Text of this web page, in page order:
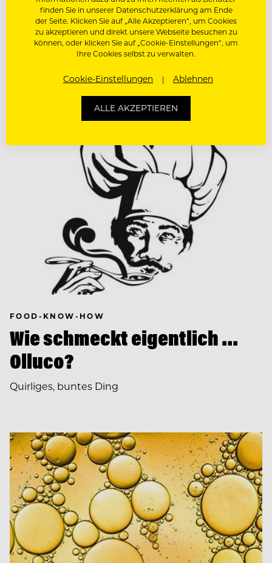
Der Insider: Ick bin auch ein
Berliner
Berlin zu tun hat? Robert Kropf verrät es euch!
FOOD-KNOW-HOW
Wie schmeckt eigentlich …
Olluco?
Quirliges, buntes Ding
finden Sie in unserer Datenschutzerklärung am Ende
der Seite. Klicken Sie auf „Alle Akzeptieren“, um Cookies
zu akzeptieren und direkt unsere Webseite besuchen zu
können, oder klicken Sie auf „Cookie-Einstellungen“, um
Ihre Cookies selbst zu verwalten.
Cookie-Einstellungen Ablehnen
ALLE AKZEPTIEREN